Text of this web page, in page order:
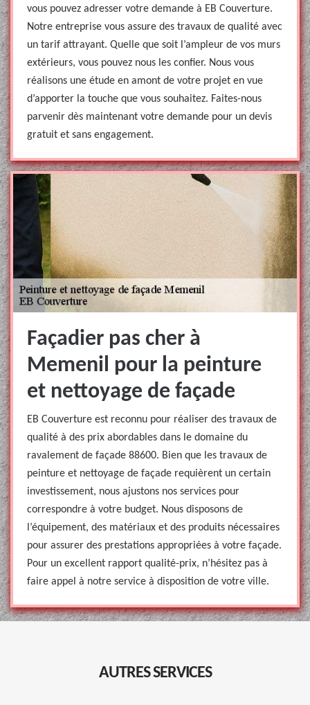
vous pouvez adresser votre demande à EB Couverture.
Notre entreprise vous assure des travaux de qualité avec
un tarif attrayant. Quelle que soit l’ampleur de vos murs
extérieurs, vous pouvez nous les confier. Nous vous
réalisons une étude en amont de votre projet en vue
d’apporter la touche que vous souhaitez. Faites-nous
parvenir dès maintenant votre demande pour un devis
gratuit et sans engagement.
Façadier pas cher à
Memenil pour la peinture
et nettoyage de façade
EB Couverture est reconnu pour réaliser des travaux de
qualité à des prix abordables dans le domaine du
ravalement de façade 88600. Bien que les travaux de
peinture et nettoyage de façade requièrent un certain
investissement, nous ajustons nos services pour
correspondre à votre budget. Nous disposons de
l’équipement, des matériaux et des produits nécessaires
pour assurer des prestations appropriées à votre façade.
Pour un excellent rapport qualité-prix, n’hésitez pas à
faire appel à notre service à disposition de votre ville.
AUTRES SERVICES